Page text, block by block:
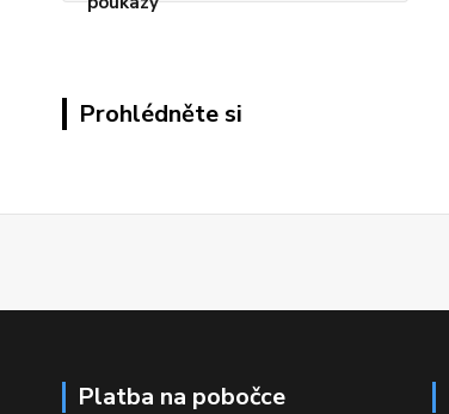
Prohlédněte si
Platba na pobočce